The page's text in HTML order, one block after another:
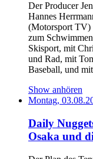
Der Producer
Hannes
(Motorsport TV)
zum
Skisport, mit
und Rad, mit
Baseball, und
Show anhören
Montag,
Daily
Osaka und